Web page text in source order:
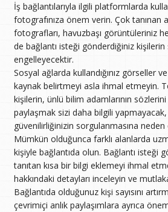
İş bağlantılarıyla ilgili platformlarda
fotografınıza önem verin. Çok tanınan
fotografları, havuzbaşı görüntüleriniz
de bağlantı isteği gönderdiğiniz kişilerin
engelleyecektir.
Sosyal ağlarda kullandığınız görseller
kaynak belirtmeyi asla ihmal etmeyin.
kişilerin, ünlü bilim adamlarının
paylaşmak sizi daha bilgili
güvenilirliğinizin sorgulanmasına neden
Mümkün olduğunca farklı alanlarda
kişiyle bağlantıda olun. Bağlantı isteği
tanıtan kısa bir bilgi eklemeyi ihmal
hakkındaki detayları inceleyin ve
Bağlantıda olduğunuz kişi sayısını
çevrimiçi anlık paylaşımlara ayrıca